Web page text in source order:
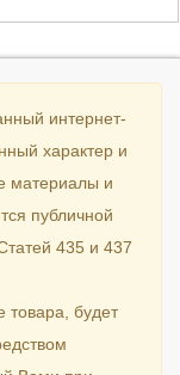
интернет-
характер и
материалы и
публичной
435 и 437
товара, будет